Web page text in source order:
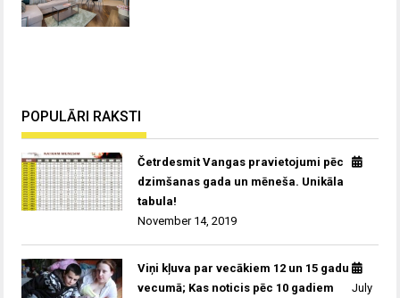
POPULĀRI RAKSTI
Četrdesmit Vangas pravietojumi pēc
dzimšanas gada un mēneša. Unikāla
tabula!
November 14, 2019
Viņi kļuva par vecākiem 12 un 15 gadu
vecumā; Kas noticis pēc 10 gadiem
July